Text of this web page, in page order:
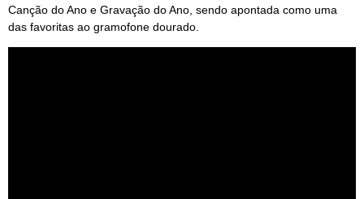
Canção do Ano e Gravação do Ano, sendo apontada como uma
das favoritas ao gramofone dourado.